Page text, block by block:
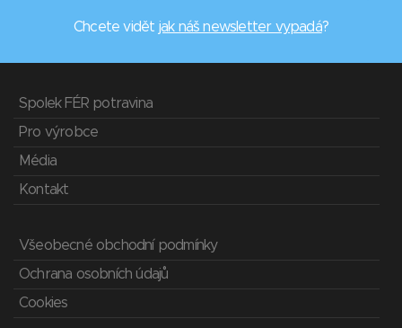
Chcete vidět jak náš newsletter vypadá?
Spolek FÉR potravina
Pro výrobce
Média
Kontakt
Všeobecné obchodní podmínky
Ochrana osobních údajů
Cookies